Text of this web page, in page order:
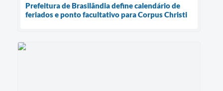
Prefeitura de Brasilândia define calendário de
feriados e ponto facultativo para Corpus Christi